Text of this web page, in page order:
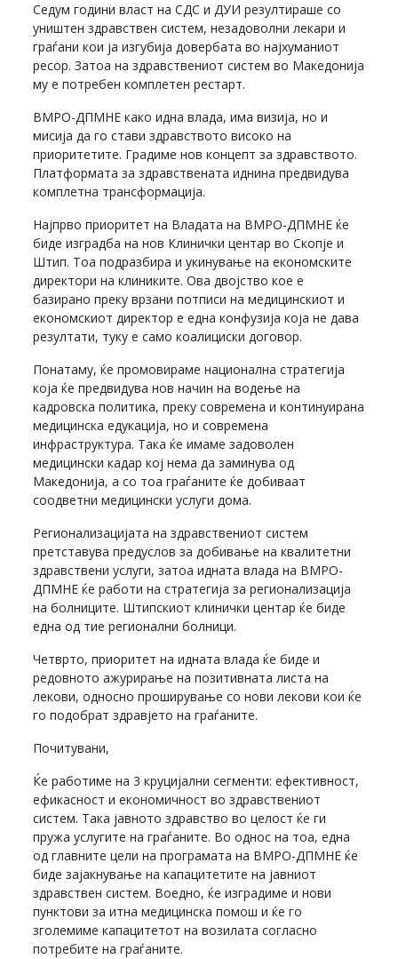
Седум години власт на СДС и ДУИ резултираше со
уништен здравствен систем, незадоволни лекари и
граѓани кои ја изгубија довербата во најхуманиот
ресор. Затоа на здравствениот систем во Македонија
му е потребен комплетен рестарт.
ВМРО-ДПМНЕ како идна влада, има визија, но и
мисија да го стави здравството високо на
приоритетите. Градиме нов концепт за здравството.
Платформата за здравствената иднина предвидува
комплетна трансформација.
Најпрво приоритет на Владата на ВМРО-ДПМНЕ ќе
биде изградба на нов Клинички центар во Скопје и
Штип. Тоа подразбира и укинување на економските
директори на клиниките. Ова двојство кое е
базирано преку врзани потписи на медицинскиот и
економскиот директор е една конфузија која не дава
резултати, туку е само коалициски договор.
Понатаму, ќе промовираме национална стратегија
која ќе предвидува нов начин на водење на
кадровска политика, преку современа и континуирана
медицинска едукација, но и современа
инфраструктура. Така ќе имаме задоволен
медицински кадар кој нема да заминува од
Македонија, а со тоа граѓаните ќе добиваат
соодветни медицински услуги дома.
Регионализацијата на здравствениот систем
претставува предуслов за добивање на квалитетни
здравствени услуги, затоа идната влада на ВМРО-
ДПМНЕ ќе работи на стратегија за регионализација
на болниците. Штипскиот клинички центар ќе биде
една од тие регионални болници.
Четврто, приоритет на идната влада ќе биде и
редовното ажурирање на позитивната листа на
лекови, односно проширување со нови лекови кои ќе
го подобрат здравјето на граѓаните.
Почитувани,
Ќе работиме на 3 круцијални сегменти: ефективност,
ефикасност и економичност во здравствениот
систем. Така јавното здравство во целост ќе ги
пружа услугите на граѓаните. Во однос на тоа, една
од главните цели на програмата на ВМРО-ДПМНЕ ќе
биде зајакнување на капацитетите на јавниот
здравствен систем. Воедно, ќе изградиме и нови
пунктови за итна медицинска помош и ќе го
зголемиме капацитетот на возилата согласно
потребите на граѓаните.